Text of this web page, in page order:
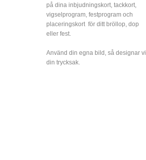
på dina inbjudningskort, tackkort,
vigselprogram, festprogram och
placeringskort för ditt bröllop, dop
eller fest.
Använd din egna bild, så designar vi
din trycksak.